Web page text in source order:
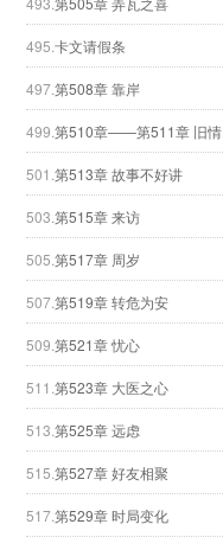
495. 卡文请假条
497.第508章 靠岸
499. 第510章——第511章 旧情
501. 第513章 故事不好讲
503. 第515章 来访
505. 第517章 周岁
507.第519章 转危为安
509. 第521章 忧心
511. 第523章 大医之心
513. 第525章 远虑
515. 第527章 好友相聚
517.第529章 时局变化